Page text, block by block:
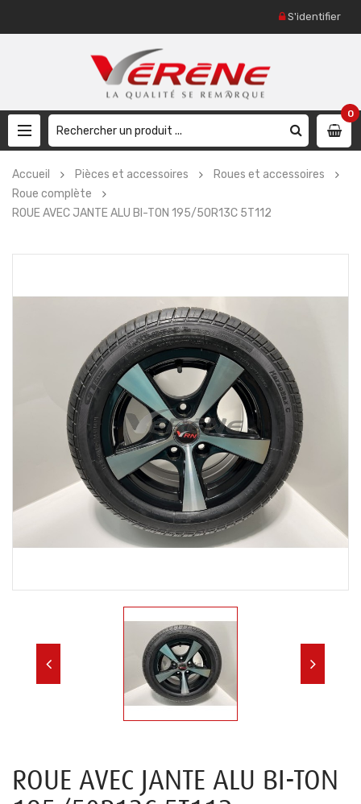
S'identifier
0
Accueil Pièces et accessoires
Roues et accessoires
Roue complète
ROUE AVEC JANTE ALU BI-TON 195/50R13C 5T112
ROUE AVEC JANTE ALU BI-TON